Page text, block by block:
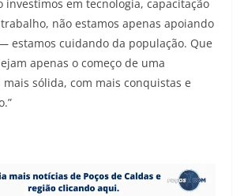
investimos em tecnologia, capacitação
não estamos apenas apoiando
estamos cuidando da população. Que
apenas o começo de uma
sólida, com mais conquistas e